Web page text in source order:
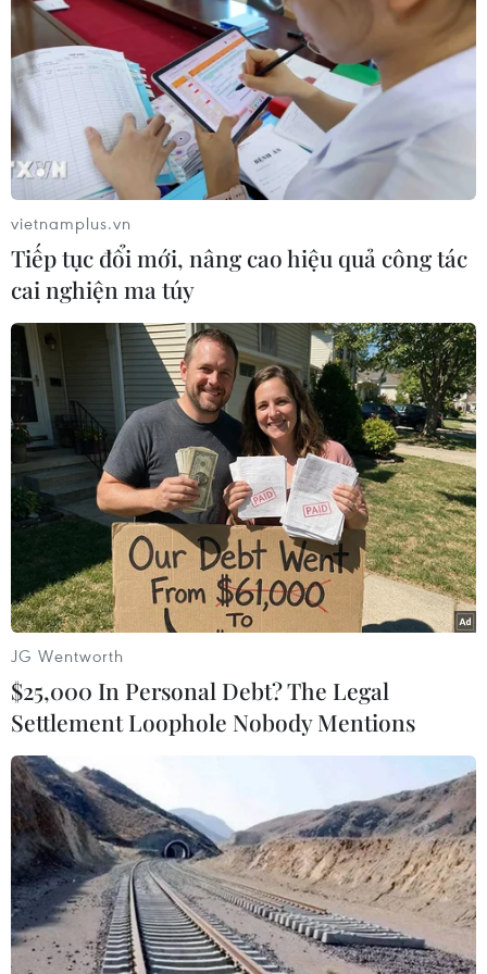
Mặc dù BoC vẫn có những lo ngại nhất định về
khả năng lạm phát tăng trở lại, nhưng họ ngày
càng tự tin vào chính sách thắt chặt tiền tệ đang
phát huy tác dụng.
Tờ báo bình luận rằng lãi suất cao hơn khiến
các hộ gia đình và doanh nghiệp phải đi vay
này sẽ làm giảm nhu cầu về hàng hóa và dịch
vụ, đồng thời giảm áp lực tăng giá tiêu dùng.
huy tác dụng. Báo cáo của Cơ quan thống kê
Canada thể hiện Tổng sản phẩm quốc nội (GDP)
của nước này trong quý 3/2023 đã giảm 1,1% so
với cùng kỳ năm ngoái.
Số liệu về việc làm của Cơ quan thống kê cho
thấy thị trường lao động đã được bổ sung thêm
25.000 việc làm trong tháng 11, nhưng tỷ lệ thất
nghiệp vẫn tăng lên mức 5,8%.
Tổng hợp các số liệu cho thấy bức tranh tổng thể
về kinh tế Canada đang tăng trưởng với một tốc
độ chậm chạp, thấp hơn nhiều so với tiềm năng
nhưng có thể tránh được một cuộc suy thoái
toàn diện.
Đây cũng có thể coi là "thành công" của BoC vì
cơ quan này đã giải thích rằng họ luôn cố tránh
một cuộc suy thoái kinh tế trong chiến dịch
kiểm soát lạm phát của mình.
Thống đốc Macklem từng nhận xét nền kinh tế
đang tiến gần đến sự cân bằng và lạm phát đã
vietnamplus.vn
Tiếp tục đổi mới, nâng cao hiệu quả công tác
cai nghiện ma túy
JG Wentworth
$25,000 In Personal Debt? The Legal
Settlement Loophole Nobody Mentions